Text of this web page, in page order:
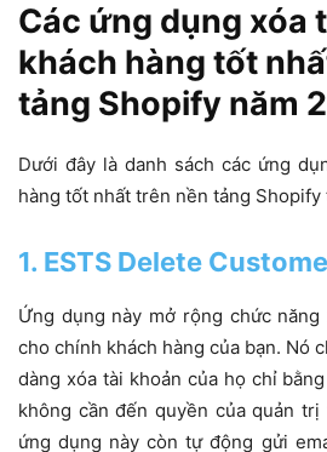
Các ứng dụng xóa
khách hàng tốt
tảng Shopify năm
Dưới đây là danh sách các ứng
hàng tốt nhất trên nền tảng Shopify
1. ESTS Delete
Ứng dụng này mở rộng chức
cho chính khách hàng của bạn. Nó
dàng xóa tài khoản của họ chỉ
không cần đến quyền của quản trị
ứng dụng này còn tự động gửi